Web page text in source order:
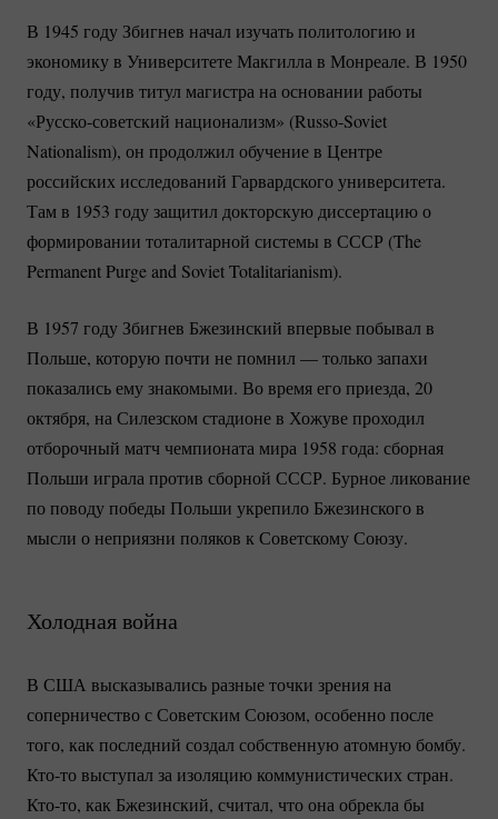
В 1945 году Збигнев начал изучать политологию и
экономику в Университете Макгилла в Монреале. В 1950
году, получив титул магистра на основании работы
«Русско-советский национализм» (Russo-Soviet
Nationalism), он продолжил обучение в Центре
российских исследований Гарвардского университета.
Там в 1953 году защитил докторскую диссертацию о
формировании тоталитарной системы в СССР (The
Permanent Purge and Soviet Totalitarianism).
В 1957 году Збигнев Бжезинский впервые побывал в
Польше, которую почти не помнил — только запахи
показались ему знакомыми. Во время его приезда, 20
октября, на Силезском стадионе в Хожуве проходил
отборочный матч чемпионата мира 1958 года: сборная
Польши играла против сборной СССР. Бурное ликование
по поводу победы Польши укрепило Бжезинского в
мысли о неприязни поляков к Советскому Союзу.
Холодная война
В США высказывались разные точки зрения на
соперничество с Советским Союзом, особенно после
того, как последний создал собственную атомную бомбу.
Кто-товыступал за изоляцию коммунистических стран.
Кто-то, как Бжезинский, считал, что она обрекла бы